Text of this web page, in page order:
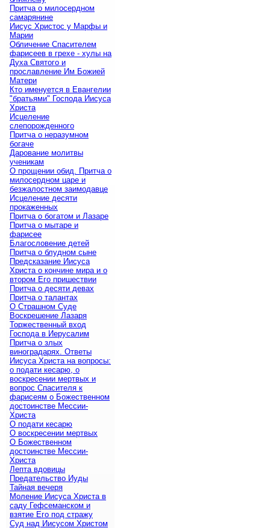
Притча о милосердном
самарянине
Иисус Христос у Марфы и
Марии
Обличение Спасителем
фарисеев в грехе - хулы на
Духа Святого и
прославление Им Божией
Матери
Кто именуется в Евангелии
"братьями" Господа Иисуса
Христа
Исцеление
слепорожденного
Притча о неразумном
богаче
Дарование молитвы
ученикам
О прощении обид. Притча о
милосердном царе и
безжалостном заимодавце
Исцеление десяти
прокаженных
Притча о богатом и Лазаре
Притча о мытаре и
фарисее
Благословение детей
Притча о блудном сыне
Предсказание Иисуса
Христа о кончине мира и о
втором Его пришествии
Притча о десяти девах
Притча о талантах
О Страшном Суде
Воскрешение Лазаря
Торжественный вход
Господа в Иерусалим
Притча о злых
виноградарях. Ответы
Иисуса Христа на вопросы:
о подати кесарю, о
воскресении мертвых и
вопрос Спасителя к
фарисеям о Божественном
достоинстве Мессии-
Христа
О подати кесарю
О воскресении мертвых
О Божественном
достоинстве Мессии-
Христа
Лепта вдовицы
Предательство Иуды
Тайная вечеря
Моление Иисуса Христа в
саду Гефсеманском и
взятие Его под стражу
Суд над Иисусом Христом